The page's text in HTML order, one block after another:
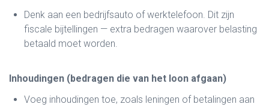
Denk aan een bedrijfsauto of werktelefoon. Dit zijn
fiscale bijtellingen — extra bedragen waarover belasting
betaald moet worden.
Inhoudingen (bedragen die van het loon afgaan)
Voeg inhoudingen toe, zoals leningen of betalingen aan